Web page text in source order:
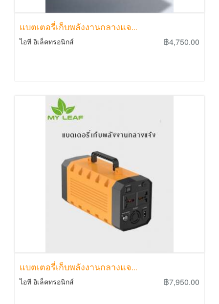
แบตเตอรี่เก็บพลังงานกลางแจ...
ไอที อิเล็คทรอนิกส์ ฿4,750.00
แบตเตอรี่เก็บพลังงานกลางแจ...
ไอที อิเล็คทรอนิกส์ ฿7,950.00